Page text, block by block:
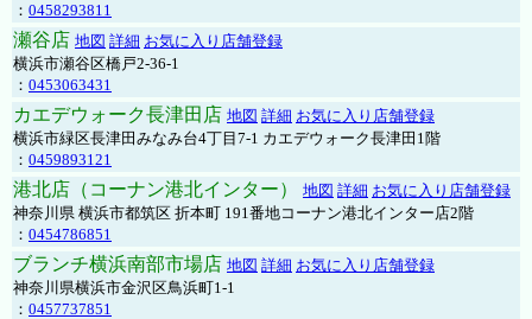
： 0458293811
瀬谷店 地図 詳細 お気に入り店舗登録
横浜市瀬谷区橋戸2-36-1
： 0453063431
カエデウォーク長津田店 地図 詳細 お気に入り店舗登録
横浜市緑区長津田みなみ台4丁目7-1 カエデウォーク長津田1階
： 0459893121
港北店（コーナン港北インター） 地図 詳細 お気に入り店舗登録
神奈川県 横浜市都筑区 折本町 191番地コーナン港北インター店2階
： 0454786851
ブランチ横浜南部市場店 地図 詳細 お気に入り店舗登録
神奈川県横浜市金沢区鳥浜町1-1
： 0457737851